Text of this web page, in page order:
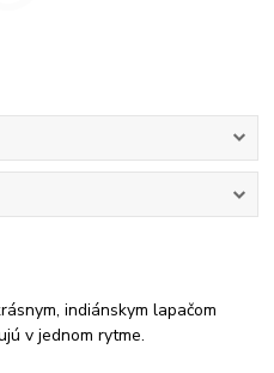
indiánskym lapačom
v jednom rytme.